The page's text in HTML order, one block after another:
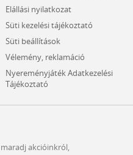
Elállási nyilatkozat
Süti kezelési tájékoztató
Süti beállítások
Vélemény, reklamáció
Nyereményjáték Adatkezelési
Tájékoztató
akcióinkról,